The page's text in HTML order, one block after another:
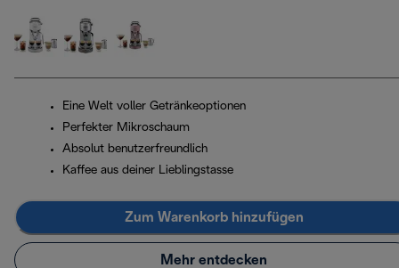
Eine Welt voller Getränkeoptionen
Perfekter Mikroschaum
Absolut benutzerfreundlich
Kaffee aus deiner Lieblingstasse
Zum Warenkorb hinzufügen
Mehr entdecken